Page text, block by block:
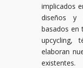
implicados
diseños y
basados en
upcycling,
elaboran
existentes.